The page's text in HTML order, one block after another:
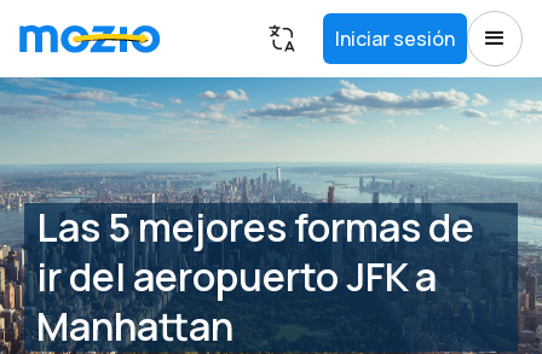
Iniciar sesión
Las 5 mejores formas de
ir del aeropuerto JFK a
Manhattan